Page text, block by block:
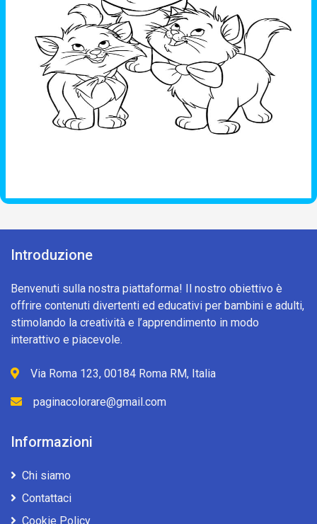
Introduzione
Benvenuti sulla nostra piattaforma! Il nostro obiettivo è
offrire contenuti divertenti ed educativi per bambini e adulti,
stimolando la creatività e l’apprendimento in modo
interattivo e piacevole.
Via Roma 123, 00184 Roma RM, Italia
paginacolorare@gmail.com
Informazioni
Chi siamo
Contattaci
Cookie Policy